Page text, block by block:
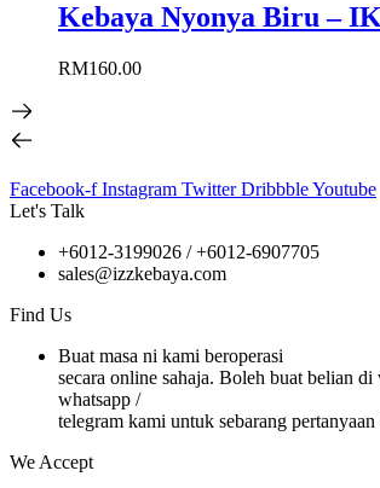
Kebaya Nyonya Biru –
RM160.00
Facebook-f Instagram Twitter DribbbleYoutube
Let's Talk
+6012-3199026 / +6012-6907705
sales@izzkebaya.com
Find Us
Buat masa ni kami beroperasi
secara online sahaja. Boleh buat belian di
whatsapp /
telegram kami untuk sebarang
We Accept